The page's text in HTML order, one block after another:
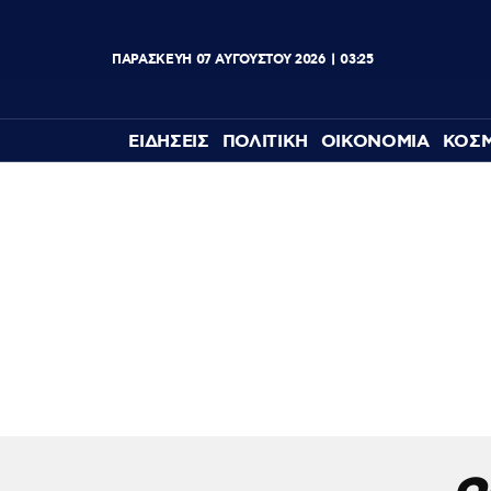
ΠΑΡΑΣΚΕΥΗ 07 ΑΥΓΟΥΣΤΟΥ 2026 03:25
ΕΙΔΗΣΕΙΣ ΠΟΛΙΤΙΚΗ ΟΙΚΟΝΟΜΙΑ